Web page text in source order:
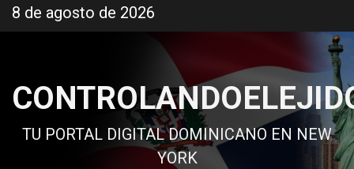
al
8 de agosto de 2026
TU PORTAL DIGITAL DOMINICANO EN NEW
YORK